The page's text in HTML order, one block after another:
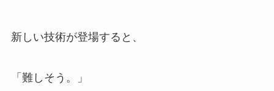
新しい技術が登場すると、
「難しそう。」